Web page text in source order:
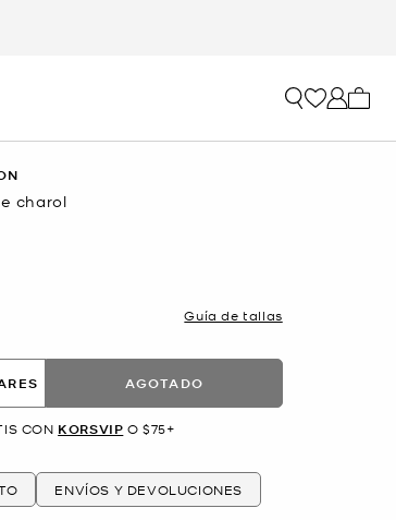
charol
Guía de tallas
AGOTADO
CON KORSVIP O $75+
ENVÍOS Y DEVOLUCIONES